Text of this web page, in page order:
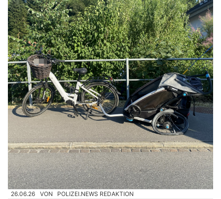
26.06.26 VON POLIZEI.NEWS REDAKTION